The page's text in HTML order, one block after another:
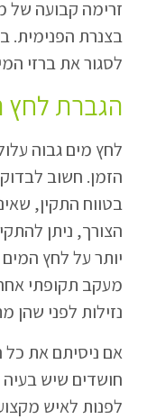
זרימה קבועה של
בצנרת הפנימית.
לסגור את ברזי
הגברת לחץ
לחץ מים גבוה
הזמן. חשוב
בטווח התקין,
הצורך, ניתן
יותר על לחץ
מעקב תקופתי
נזילות לפני
אם ניסיתם את כל
חושדים שיש
לפנות לאיש